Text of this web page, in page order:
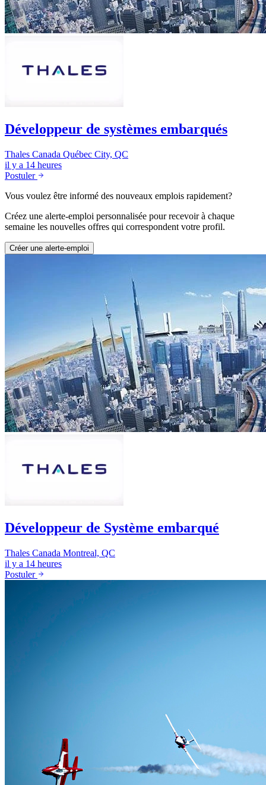
Développeur de systèmes embarqués
Thales Canada Québec City, QC
il y a 14 heures
Postuler
Vous voulez être informé des nouveaux emplois rapidement?
Créez une alerte-emploi personnalisée pour recevoir à chaque
semaine les nouvelles offres qui correspondent votre profil.
Créer une alerte-emploi
Développeur de Système embarqué
Thales Canada Montreal, QC
il y a 14 heures
Postuler